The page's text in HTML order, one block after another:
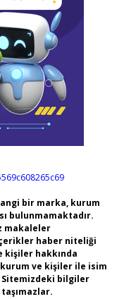
bir marka, kurum
bulunmamaktadır.
makaleler
haber niteliği
kişiler hakkında
kurum ve kişiler ile isim
bilgiler